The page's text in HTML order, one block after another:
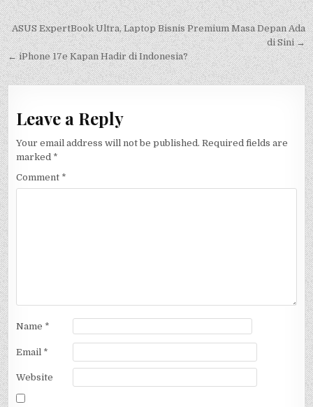
Post
navigation
ASUS ExpertBook Ultra, Laptop Bisnis Premium Masa Depan Ada
di Sini →
← iPhone 17e Kapan Hadir di Indonesia?
Leave a Reply
Your email address will not be published. Required fields are
marked *
Comment *
Name *
Email *
Website